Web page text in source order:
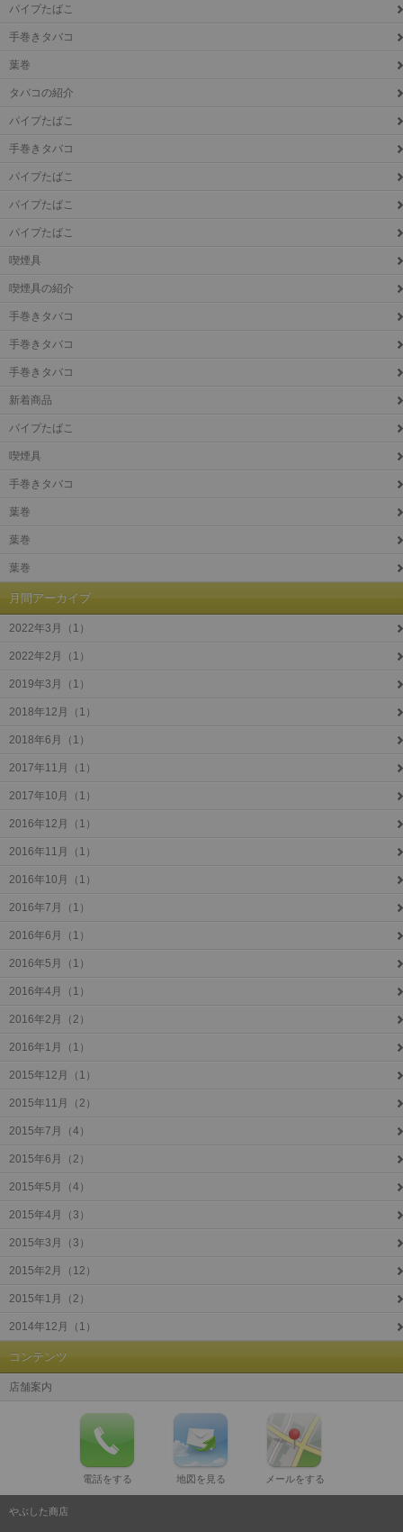
パイプたばこ
手巻きタバコ
葉巻
タバコの紹介
パイプたばこ
手巻きタバコ
パイプたばこ
パイプたばこ
パイプたばこ
喫煙具
喫煙具の紹介
手巻きタバコ
手巻きタバコ
手巻きタバコ
新着商品
パイプたばこ
喫煙具
手巻きタバコ
葉巻
葉巻
葉巻
月間アーカイブ
2022年3月（1）
2022年2月（1）
2019年3月（1）
2018年12月（1）
2018年6月（1）
2017年11月（1）
2017年10月（1）
2016年12月（1）
2016年11月（1）
2016年10月（1）
2016年7月（1）
2016年6月（1）
2016年5月（1）
2016年4月（1）
2016年2月（2）
2016年1月（1）
2015年12月（1）
2015年11月（2）
2015年7月（4）
2015年6月（2）
2015年5月（4）
2015年4月（3）
2015年3月（3）
2015年2月（12）
2015年1月（2）
2014年12月（1）
コンテンツ
店舗案内
電話をする 地図を見る メールをする
やぶした商店